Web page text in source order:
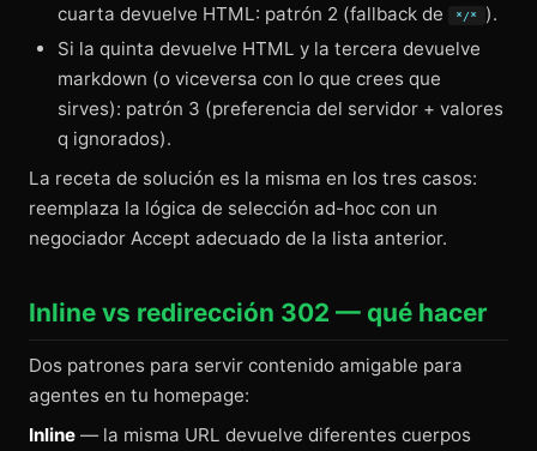
cuarta devuelve HTML: patrón 2 (fallback de
*/*
).
Si la quinta devuelve HTML y la tercera devuelve
markdown (o viceversa con lo que crees que
sirves): patrón 3 (preferencia del servidor + valores
q ignorados).
La receta de solución es la misma en los tres casos:
reemplaza la lógica de selección ad-hoc con un
negociador Accept adecuado de la lista anterior.
Inline vs redirección 302 — qué hacer
Dos patrones para servir contenido amigable para
agentes en tu homepage:
Inline — la misma URL devuelve diferentes cuerpos